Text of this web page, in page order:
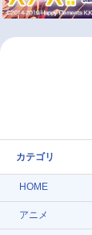
カテゴリ
HOME
アニメ